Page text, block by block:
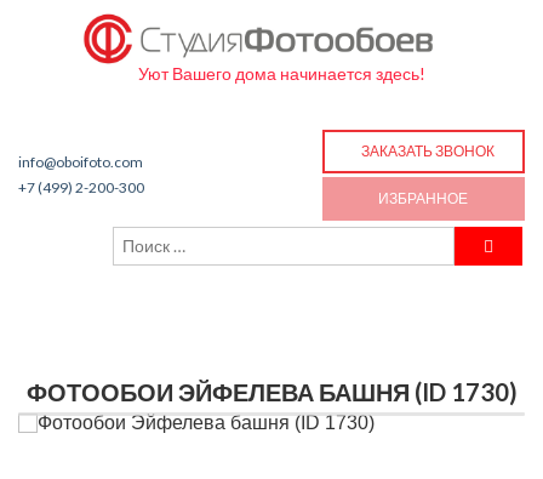
Уют Вашего дома начинается здесь!
info@oboifoto.com
+7 (499) 2-200-300
ЗАКАЗАТЬ ЗВОНОК
ИЗБРАННОЕ
ФОТООБОИ ЭЙФЕЛЕВА БАШНЯ (ID 1730)